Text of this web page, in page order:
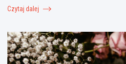
Czytaj dalej